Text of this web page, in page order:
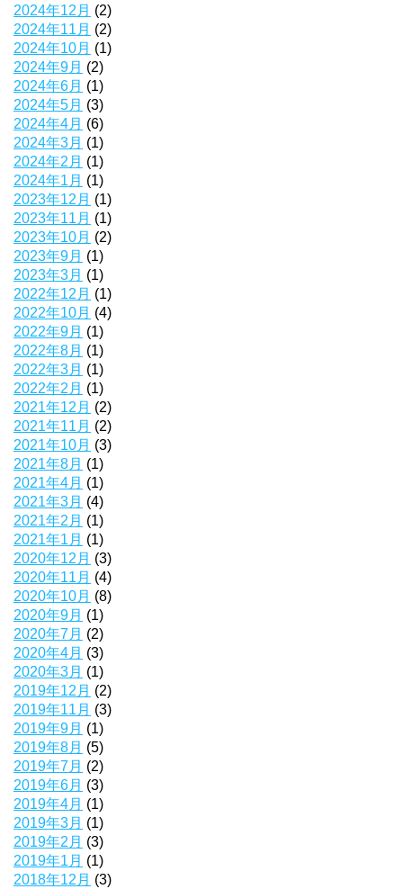
2024年12月 (2)
2024年11月 (2)
2024年10月 (1)
2024年9月 (2)
2024年6月 (1)
2024年5月 (3)
2024年4月 (6)
2024年3月 (1)
2024年2月 (1)
2024年1月 (1)
2023年12月 (1)
2023年11月 (1)
2023年10月 (2)
2023年9月 (1)
2023年3月 (1)
2022年12月 (1)
2022年10月 (4)
2022年9月 (1)
2022年8月 (1)
2022年3月 (1)
2022年2月 (1)
2021年12月 (2)
2021年11月 (2)
2021年10月 (3)
2021年8月 (1)
2021年4月 (1)
2021年3月 (4)
2021年2月 (1)
2021年1月 (1)
2020年12月 (3)
2020年11月 (4)
2020年10月 (8)
2020年9月 (1)
2020年7月 (2)
2020年4月 (3)
2020年3月 (1)
2019年12月 (2)
2019年11月 (3)
2019年9月 (1)
2019年8月 (5)
2019年7月 (2)
2019年6月 (3)
2019年4月 (1)
2019年3月 (1)
2019年2月 (3)
2019年1月 (1)
2018年12月 (3)